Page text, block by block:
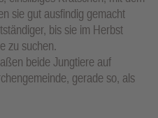
sie gut ausfindig gemacht
bis sie im Herbst
zu suchen.
beide Jungtiere auf
gerade so, als